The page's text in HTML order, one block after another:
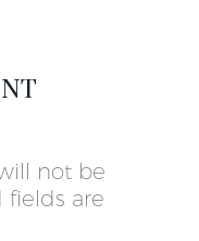
not be
fields are